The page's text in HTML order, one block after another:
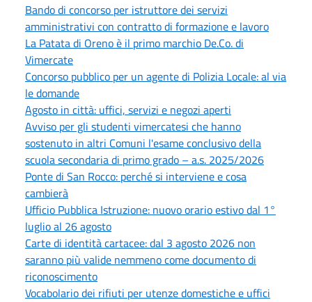
Bando di concorso per istruttore dei servizi
amministrativi con contratto di formazione e lavoro
La Patata di Oreno è il primo marchio De.Co. di
Vimercate
Concorso pubblico per un agente di Polizia Locale: al via
le domande
Agosto in città: uffici, servizi e negozi aperti
Avviso per gli studenti vimercatesi che hanno
sostenuto in altri Comuni l'esame conclusivo della
scuola secondaria di primo grado – a.s. 2025/2026
Ponte di San Rocco: perché si interviene e cosa
cambierà
Ufficio Pubblica Istruzione: nuovo orario estivo dal 1°
luglio al 26 agosto
Carte di identità cartacee: dal 3 agosto 2026 non
saranno più valide nemmeno come documento di
riconoscimento
Vocabolario dei rifiuti per utenze domestiche e uffici